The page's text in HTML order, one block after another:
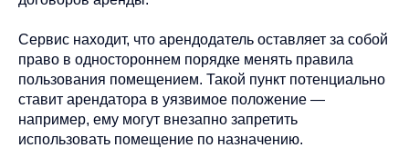
Сервис находит, что арендодатель оставляет за собой
право в одностороннем порядке менять правила
пользования помещением. Такой пункт потенциально
ставит арендатора в уязвимое положение —
например, ему могут внезапно запретить
использовать помещение по назначению.